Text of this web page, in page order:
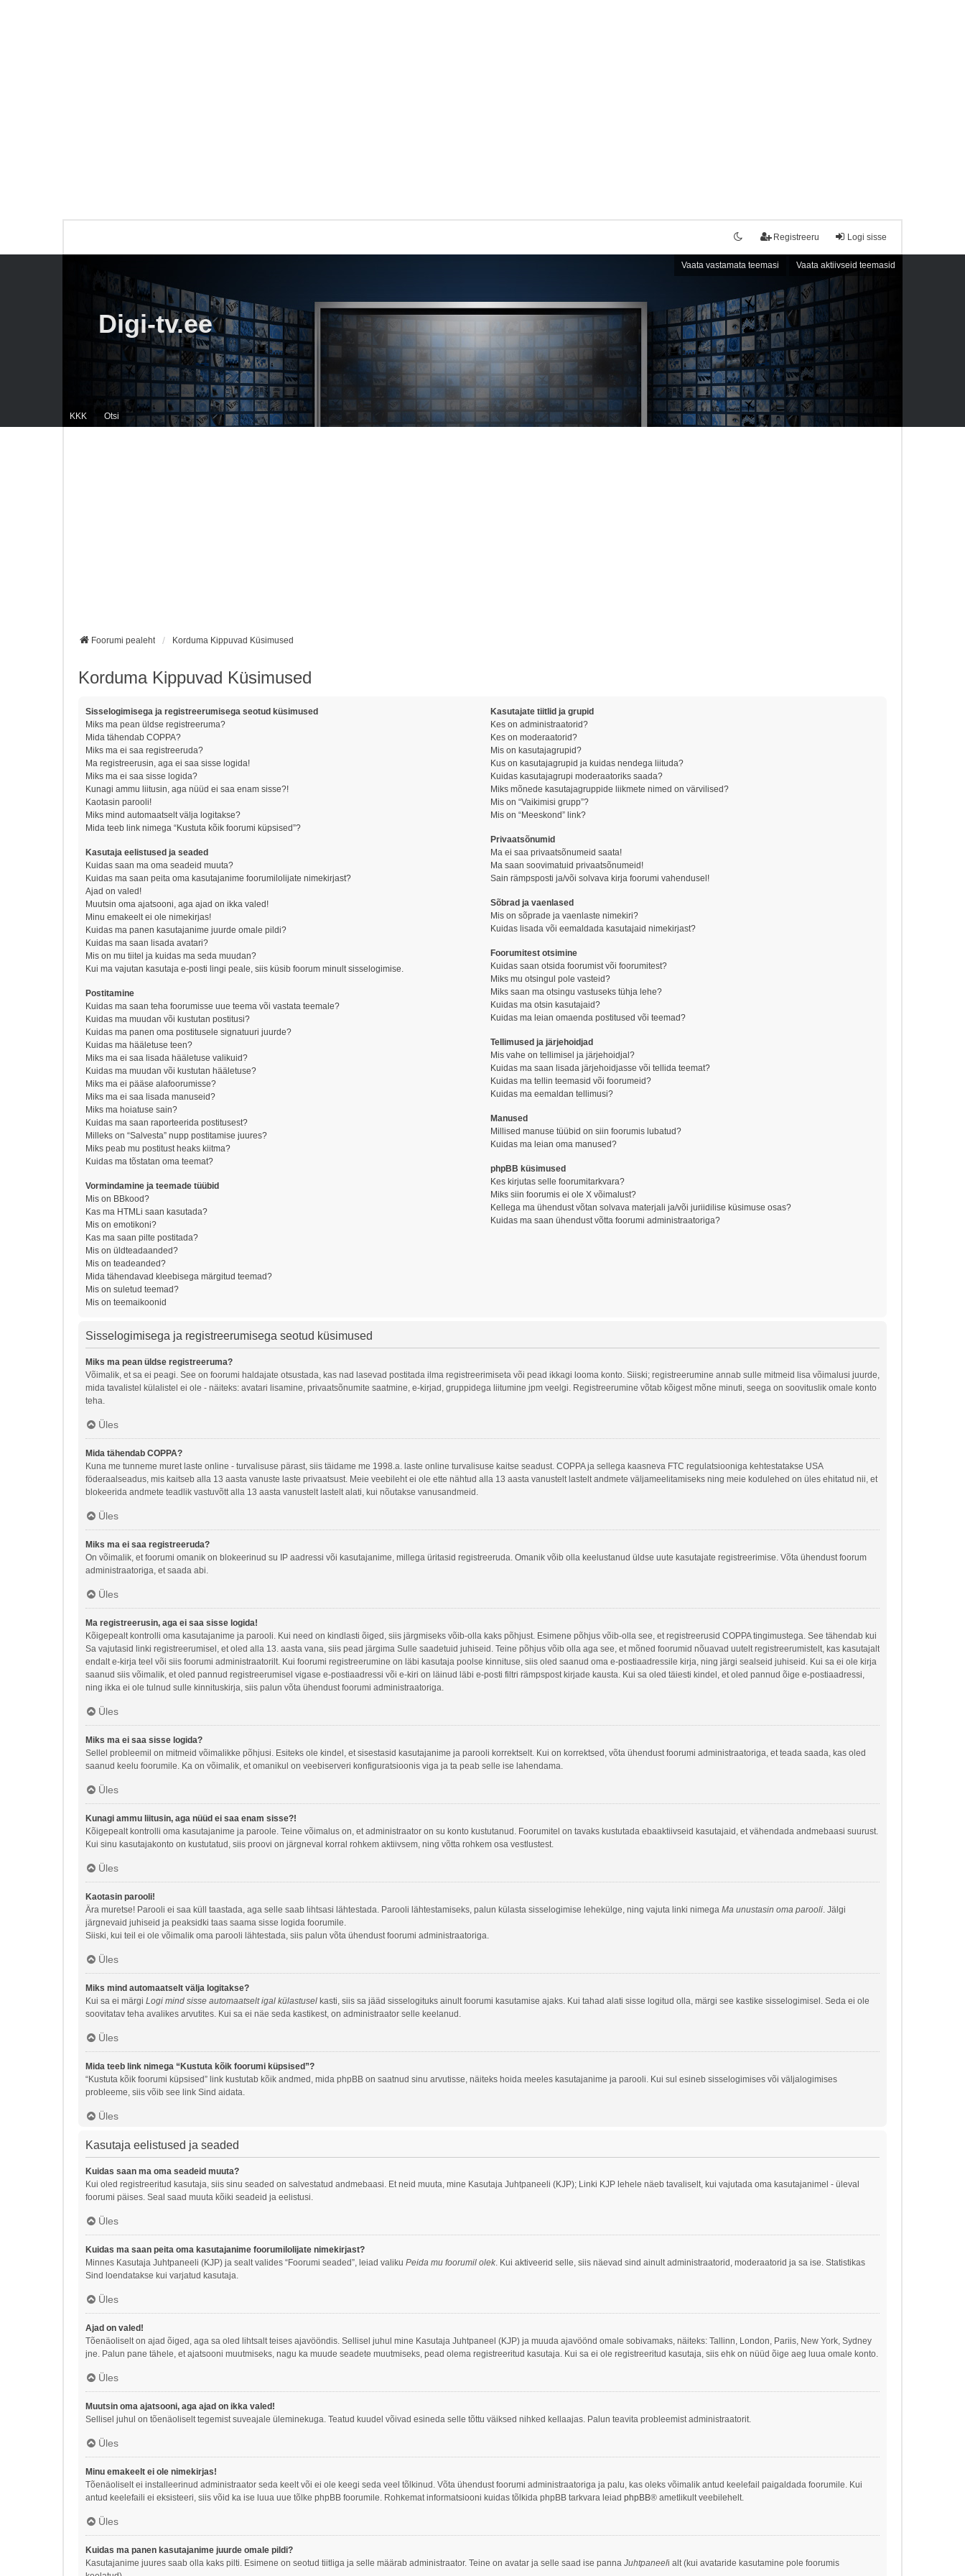
Logi sisse
Registreeru
Vaata vastamata teemasi Vaata aktiivseid teemasid
KKK Otsi
Digi-tv.ee
Foorumi pealeht Korduma Kippuvad Küsimused
Korduma Kippuvad Küsimused
Sisselogimisega ja registreerumisega seotud küsimused
Miks ma pean üldse registreeruma?
Mida tähendab COPPA?
Miks ma ei saa registreeruda?
Ma registreerusin, aga ei saa sisse logida!
Miks ma ei saa sisse logida?
Kunagi ammu liitusin, aga nüüd ei saa enam sisse?!
Kaotasin parooli!
Miks mind automaatselt välja logitakse?
Mida teeb link nimega “Kustuta kõik foorumi küpsised”?
Kasutaja eelistused ja seaded
Kuidas saan ma oma seadeid muuta?
Kuidas ma saan peita oma kasutajanime foorumilolijate nimekirjast?
Ajad on valed!
Muutsin oma ajatsooni, aga ajad on ikka valed!
Minu emakeelt ei ole nimekirjas!
Kuidas ma panen kasutajanime juurde omale pildi?
Kuidas ma saan lisada avatari?
Mis on mu tiitel ja kuidas ma seda muudan?
Kui ma vajutan kasutaja e-posti lingi peale, siis küsib foorum minult sisselogimise.
Postitamine
Kuidas ma saan teha foorumisse uue teema või vastata teemale?
Kuidas ma muudan või kustutan postitusi?
Kuidas ma panen oma postitusele signatuuri juurde?
Kuidas ma hääletuse teen?
Miks ma ei saa lisada hääletuse valikuid?
Kuidas ma muudan või kustutan hääletuse?
Miks ma ei pääse alafoorumisse?
Miks ma ei saa lisada manuseid?
Miks ma hoiatuse sain?
Kuidas ma saan raporteerida postitusest?
Milleks on “Salvesta” nupp postitamise juures?
Miks peab mu postitust heaks kiitma?
Kuidas ma tõstatan oma teemat?
Vormindamine ja teemade tüübid
Mis on BBkood?
Kas ma HTMLi saan kasutada?
Mis on emotikoni?
Kas ma saan pilte postitada?
Mis on üldteadaanded?
Mis on teadeanded?
Mida tähendavad kleebisega märgitud teemad?
Mis on suletud teemad?
Mis on teemaikoonid
Kasutajate tiitlid ja grupid
Kes on administraatorid?
Kes on moderaatorid?
Mis on kasutajagrupid?
Kus on kasutajagrupid ja kuidas nendega liituda?
Kuidas kasutajagrupi moderaatoriks saada?
Miks mõnede kasutajagruppide liikmete nimed on värvilised?
Mis on “Vaikimisi grupp”?
Mis on “Meeskond” link?
Privaatsõnumid
Ma ei saa privaatsõnumeid saata!
Ma saan soovimatuid privaatsõnumeid!
Sain rämpsposti ja/või solvava kirja foorumi vahendusel!
Sõbrad ja vaenlased
Mis on sõprade ja vaenlaste nimekiri?
Kuidas lisada või eemaldada kasutajaid nimekirjast?
Foorumitest otsimine
Kuidas saan otsida foorumist või foorumitest?
Miks mu otsingul pole vasteid?
Miks saan ma otsingu vastuseks tühja lehe?
Kuidas ma otsin kasutajaid?
Kuidas ma leian omaenda postitused või teemad?
Tellimused ja järjehoidjad
Mis vahe on tellimisel ja järjehoidjal?
Kuidas ma saan lisada järjehoidjasse või tellida teemat?
Kuidas ma tellin teemasid või foorumeid?
Kuidas ma eemaldan tellimusi?
Manused
Millised manuse tüübid on siin foorumis lubatud?
Kuidas ma leian oma manused?
phpBB küsimused
Kes kirjutas selle foorumitarkvara?
Miks siin foorumis ei ole X võimalust?
Kellega ma ühendust võtan solvava materjali ja/või juriidilise küsimuse osas?
Kuidas ma saan ühendust võtta foorumi administraatoriga?
Sisselogimisega ja registreerumisega seotud küsimused
Miks ma pean üldse registreeruma?
Võimalik, et sa ei peagi. See on foorumi haldajate otsustada, kas nad lasevad postitada ilma registreerimiseta või pead ikkagi looma konto. Siiski; registreerumine annab sulle mitmeid lisa võimalusi juurde,
mida tavalistel külalistel ei ole - näiteks: avatari lisamine, privaatsõnumite saatmine, e-kirjad, gruppidega liitumine jpm veelgi. Registreerumine võtab kõigest mõne minuti, seega on soovituslik omale konto
teha.
Üles
Mida tähendab COPPA?
Kuna me tunneme muret laste online - turvalisuse pärast, siis täidame me 1998.a. laste online turvalisuse kaitse seadust. COPPA ja sellega kaasneva FTC regulatsiooniga kehtestatakse USA
föderaalseadus, mis kaitseb alla 13 aasta vanuste laste privaatsust. Meie veebileht ei ole ette nähtud alla 13 aasta vanustelt lastelt andmete väljameelitamiseks ning meie kodulehed on üles ehitatud nii, et
blokeerida andmete teadlik vastuvõtt alla 13 aasta vanustelt lastelt alati, kui nõutakse vanusandmeid.
Üles
Miks ma ei saa registreeruda?
On võimalik, et foorumi omanik on blokeerinud su IP aadressi või kasutajanime, millega üritasid registreeruda. Omanik võib olla keelustanud üldse uute kasutajate registreerimise. Võta ühendust foorum
administraatoriga, et saada abi.
Üles
Ma registreerusin, aga ei saa sisse logida!
Kõigepealt kontrolli oma kasutajanime ja parooli. Kui need on kindlasti õiged, siis järgmiseks võib-olla kaks põhjust. Esimene põhjus võib-olla see, et registreerusid COPPA tingimustega. See tähendab kui
Sa vajutasid linki registreerumisel, et oled alla 13. aasta vana, siis pead järgima Sulle saadetuid juhiseid. Teine põhjus võib olla aga see, et mõned foorumid nõuavad uutelt registreerumistelt, kas kasutajalt
endalt e-kirja teel või siis foorumi administraatorilt. Kui foorumi registreerumine on läbi kasutaja poolse kinnituse, siis oled saanud oma e-postiaadressile kirja, ning järgi sealseid juhiseid. Kui sa ei ole kirja
saanud siis võimalik, et oled pannud registreerumisel vigase e-postiaadressi või e-kiri on läinud läbi e-posti filtri rämpspost kirjade kausta. Kui sa oled täiesti kindel, et oled pannud õige e-postiaadressi,
ning ikka ei ole tulnud sulle kinnituskirja, siis palun võta ühendust foorumi administraatoriga.
Üles
Miks ma ei saa sisse logida?
Sellel probleemil on mitmeid võimalikke põhjusi. Esiteks ole kindel, et sisestasid kasutajanime ja parooli korrektselt. Kui on korrektsed, võta ühendust foorumi administraatoriga, et teada saada, kas oled
saanud keelu foorumile. Ka on võimalik, et omanikul on veebiserveri konfiguratsioonis viga ja ta peab selle ise lahendama.
Üles
Kunagi ammu liitusin, aga nüüd ei saa enam sisse?!
Kõigepealt kontrolli oma kasutajanime ja paroole. Teine võimalus on, et administraator on su konto kustutanud. Foorumitel on tavaks kustutada ebaaktiivseid kasutajaid, et vähendada andmebaasi suurust.
Kui sinu kasutajakonto on kustutatud, siis proovi on järgneval korral rohkem aktiivsem, ning võtta rohkem osa vestlustest.
Üles
Kaotasin parooli!
Ära muretse! Parooli ei saa küll taastada, aga selle saab lihtsasi lähtestada. Parooli lähtestamiseks, palun külasta sisselogimise lehekülge, ning vajuta linki nimega Ma unustasin oma parooli. Jälgi
järgnevaid juhiseid ja peaksidki taas saama sisse logida foorumile.
Siiski, kui teil ei ole võimalik oma parooli lähtestada, siis palun võta ühendust foorumi administraatoriga.
Üles
Miks mind automaatselt välja logitakse?
Kui sa ei märgi Logi mind sisse automaatselt igal külastusel kasti, siis sa jääd sisselogituks ainult foorumi kasutamise ajaks. Kui tahad alati sisse logitud olla, märgi see kastike sisselogimisel. Seda ei ole
soovitatav teha avalikes arvutites. Kui sa ei näe seda kastikest, on administraator selle keelanud.
Üles
Mida teeb link nimega “Kustuta kõik foorumi küpsised”?
“Kustuta kõik foorumi küpsised” link kustutab kõik andmed, mida phpBB on saatnud sinu arvutisse, näiteks hoida meeles kasutajanime ja parooli. Kui sul esineb sisselogimises või väljalogimises
probleeme, siis võib see link Sind aidata.
Üles
Kasutaja eelistused ja seaded
Kuidas saan ma oma seadeid muuta?
Kui oled registreeritud kasutaja, siis sinu seaded on salvestatud andmebaasi. Et neid muuta, mine Kasutaja Juhtpaneeli (KJP); Linki KJP lehele näeb tavaliselt, kui vajutada oma kasutajanimel - üleval
foorumi päises. Seal saad muuta kõiki seadeid ja eelistusi.
Üles
Kuidas ma saan peita oma kasutajanime foorumilolijate nimekirjast?
Minnes Kasutaja Juhtpaneeli (KJP) ja sealt valides “Foorumi seaded”, leiad valiku Peida mu foorumil olek. Kui aktiveerid selle, siis näevad sind ainult administraatorid, moderaatorid ja sa ise. Statistikas
Sind loendatakse kui varjatud kasutaja.
Üles
Ajad on valed!
Tõenäoliselt on ajad õiged, aga sa oled lihtsalt teises ajavööndis. Sellisel juhul mine Kasutaja Juhtpaneel (KJP) ja muuda ajavöönd omale sobivamaks, näiteks: Tallinn, London, Pariis, New York, Sydney
jne. Palun pane tähele, et ajatsooni muutmiseks, nagu ka muude seadete muutmiseks, pead olema registreeritud kasutaja. Kui sa ei ole registreeritud kasutaja, siis ehk on nüüd õige aeg luua omale konto.
Üles
Muutsin oma ajatsooni, aga ajad on ikka valed!
Sellisel juhul on tõenäoliselt tegemist suveajale üleminekuga. Teatud kuudel võivad esineda selle tõttu väiksed nihked kellaajas. Palun teavita probleemist administraatorit.
Üles
Minu emakeelt ei ole nimekirjas!
Tõenäoliselt ei installeerinud administraator seda keelt või ei ole keegi seda veel tõlkinud. Võta ühendust foorumi administraatoriga ja palu, kas oleks võimalik antud keelefail paigaldada foorumile. Kui
antud keelefaili ei eksisteeri, siis võid ka ise luua uue tõlke phpBB foorumile. Rohkemat informatsiooni kuidas tõlkida phpBB tarkvara leiad phpBB® ametlikult veebilehelt.
Üles
Kuidas ma panen kasutajanime juurde omale pildi?
Kasutajanime juures saab olla kaks pilti. Esimene on seotud tiitliga ja selle määrab administraator. Teine on avatar ja selle saad ise panna Juhtpaneeli alt (kui avataride kasutamine pole foorumis